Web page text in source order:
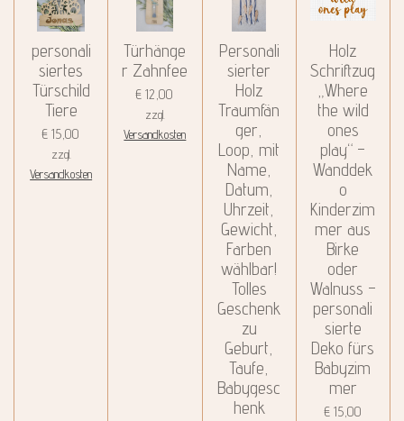
personali
siertes
Türschild
Tiere
€ 15,00
zzgl.
Versandkosten
Türhänge
r Zahnfee
€ 12,00
zzgl.
Versandkosten
Personali
sierter
Holz
Traumfän
ger,
Loop, mit
Name,
Datum,
Uhrzeit,
Gewicht,
Farben
wählbar!
Tolles
Geschenk
zu
Geburt,
Taufe,
Babygesc
henk
Holz
Schriftzug
„Where
the wild
ones
play“ –
Wanddek
o
Kinderzim
mer aus
Birke
oder
Walnuss –
personali
sierte
Deko fürs
Babyzim
mer
€ 15,00